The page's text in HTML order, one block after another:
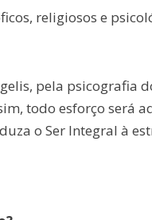
religiosos e
pela psicografia
todo esforço será
o Ser Integral à